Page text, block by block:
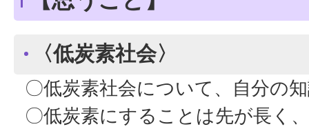
〈低炭素社会〉
〇低炭素社会について、自分の
〇低炭素にすることは先が長く